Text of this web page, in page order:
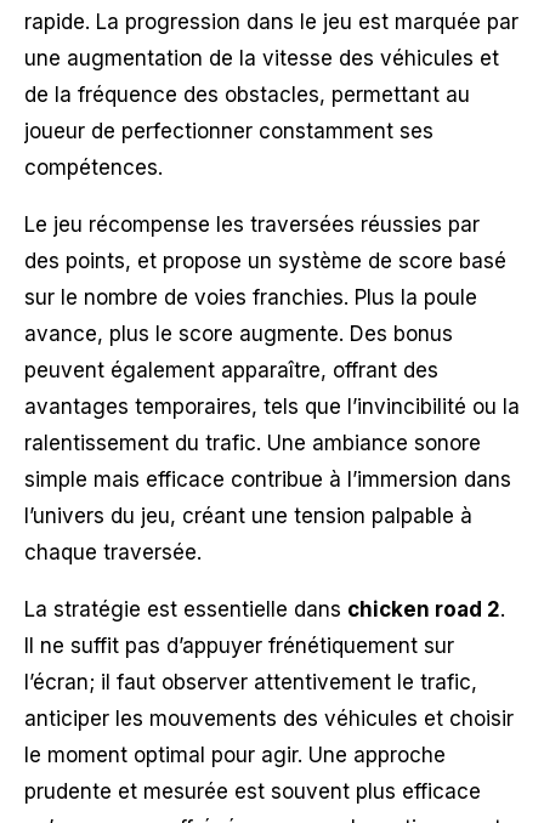
rapide. La progression dans le jeu est marquée par
une augmentation de la vitesse des véhicules et
de la fréquence des obstacles, permettant au
joueur de perfectionner constamment ses
compétences.
Le jeu récompense les traversées réussies par
des points, et propose un système de score basé
sur le nombre de voies franchies. Plus la poule
avance, plus le score augmente. Des bonus
peuvent également apparaître, offrant des
avantages temporaires, tels que l’invincibilité ou la
ralentissement du trafic. Une ambiance sonore
simple mais efficace contribue à l’immersion dans
l’univers du jeu, créant une tension palpable à
chaque traversée.
La stratégie est essentielle dans chicken road 2.
Il ne suffit pas d’appuyer frénétiquement sur
l’écran; il faut observer attentivement le trafic,
anticiper les mouvements des véhicules et choisir
le moment optimal pour agir. Une approche
prudente et mesurée est souvent plus efficace